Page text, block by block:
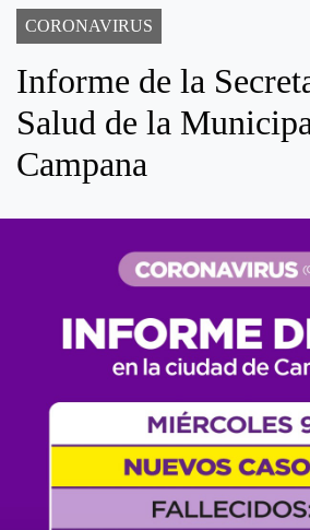
CORONAVIRUS
Informe de la
Salud de la
Campana